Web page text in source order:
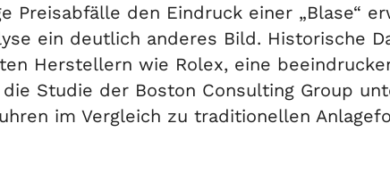
Preisabfälle den Eindruck einer „Blase“
ein deutlich anderes Bild. Historische
Herstellern wie Rolex, eine
Studie der Boston Consulting Group
im Vergleich zu traditionellen